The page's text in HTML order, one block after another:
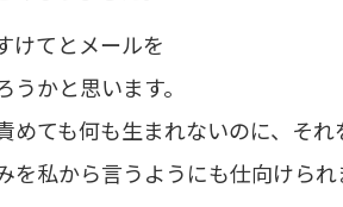
けてとメールを
かと思います。
めても何も生まれないのに、そ
私から言うようにも仕向けられ